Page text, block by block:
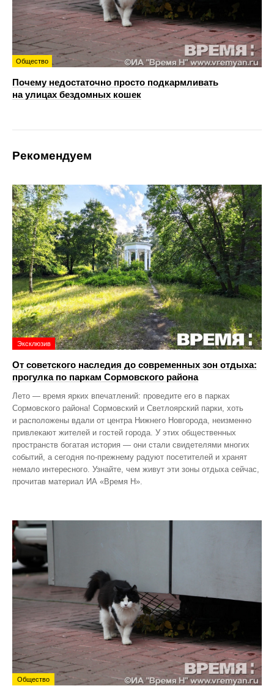
Общество
Почему недостаточно просто подкармливать
на улицах бездомных кошек
Рекомендуем
Эксклюзив
От советского наследия до современных зон отдыха:
прогулка по паркам Сормовского района
Лето — время ярких впечатлений: проведите его в парках
Сормовского района! Сормовский и Светлоярский парки, хоть
и расположены вдали от центра Нижнего Новгорода, неизменно
привлекают жителей и гостей города. У этих общественных
пространств богатая история — они стали свидетелями многих
событий, а сегодня по‑прежнему радуют посетителей и хранят
немало интересного. Узнайте, чем живут эти зоны отдыха сейчас,
прочитав материал ИА «Время Н».
Общество